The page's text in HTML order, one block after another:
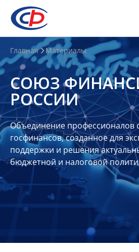
О
нас
О
СФР
Совет
Союза
Участники
Планы
отчеты
Контакты
Главная Материалы
СОЮЗ
РОССИИ
Объединение профессионалов
госфинансов, созданное для
поддержки и решения
бюджетной и налоговой